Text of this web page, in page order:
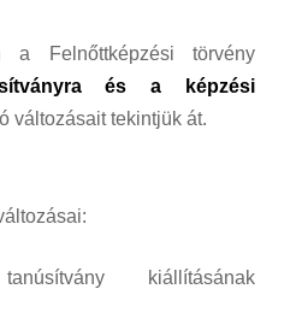
a Felnőttképzési törvény
és a képzési
változásait tekintjük át.
kiállításának